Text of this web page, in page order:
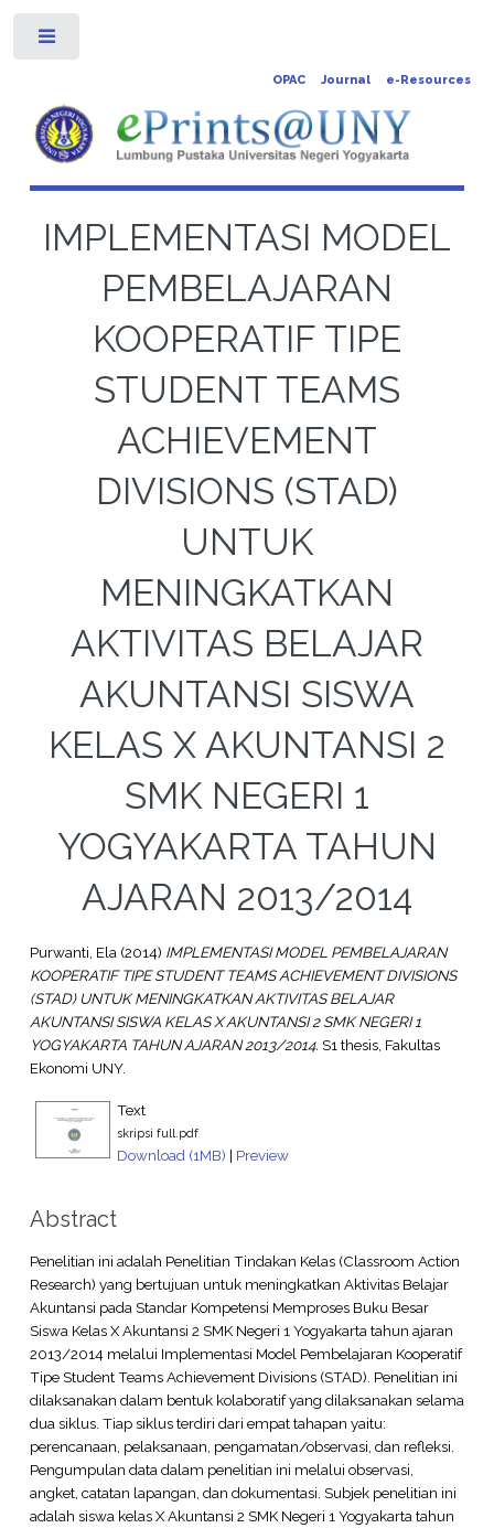
OPAC Journal e-Resources
IMPLEMENTASI MODEL
PEMBELAJARAN
KOOPERATIF TIPE
STUDENT TEAMS
ACHIEVEMENT
DIVISIONS (STAD)
UNTUK
MENINGKATKAN
AKTIVITAS BELAJAR
AKUNTANSI SISWA
KELAS X AKUNTANSI 2
SMK NEGERI 1
YOGYAKARTA TAHUN
AJARAN 2013/2014
Purwanti, Ela(2014) IMPLEMENTASI MODEL PEMBELAJARAN
KOOPERATIF TIPE STUDENT TEAMS ACHIEVEMENT DIVISIONS
(STAD) UNTUK MENINGKATKAN AKTIVITAS BELAJAR
AKUNTANSI SISWA KELAS X AKUNTANSI 2 SMK NEGERI 1
YOGYAKARTA TAHUN AJARAN 2013/2014. S1 thesis, Fakultas
Ekonomi UNY.
Text
skripsi full.pdf
Download (1MB) | Preview
Abstract
Penelitian ini adalah Penelitian Tindakan Kelas (Classroom Action
Research) yang bertujuan untuk meningkatkan Aktivitas Belajar
Akuntansi pada Standar Kompetensi Memproses Buku Besar
Siswa Kelas X Akuntansi 2 SMK Negeri 1 Yogyakarta tahun ajaran
2013/2014 melalui Implementasi Model Pembelajaran Kooperatif
Tipe Student Teams Achievement Divisions (STAD). Penelitian ini
dilaksanakan dalam bentuk kolaboratif yang dilaksanakan selama
dua siklus. Tiap siklus terdiri dari empat tahapan yaitu:
perencanaan, pelaksanaan, pengamatan/observasi, dan refleksi.
Pengumpulan data dalam penelitian ini melalui observasi,
angket, catatan lapangan, dan dokumentasi. Subjek penelitian ini
adalah siswa kelas X Akuntansi 2 SMK Negeri 1 Yogyakarta tahun